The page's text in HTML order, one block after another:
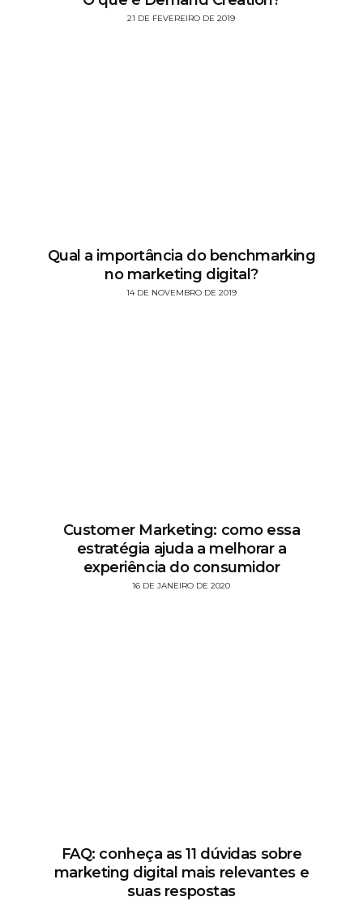
21 DE FEVEREIRO DE 2019
Qual a importância do benchmarking
no marketing digital?
14 DE NOVEMBRO DE 2019
Customer Marketing: como essa
estratégia ajuda a melhorar a
experiência do consumidor
16 DE JANEIRO DE 2020
FAQ: conheça as 11 dúvidas sobre
marketing digital mais relevantes e
suas respostas